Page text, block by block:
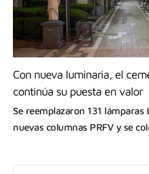
Con nueva luminaria, el
continúa su puesta en valor
Se reemplazaron 131 lámparas
nuevas columnas PRFV y se